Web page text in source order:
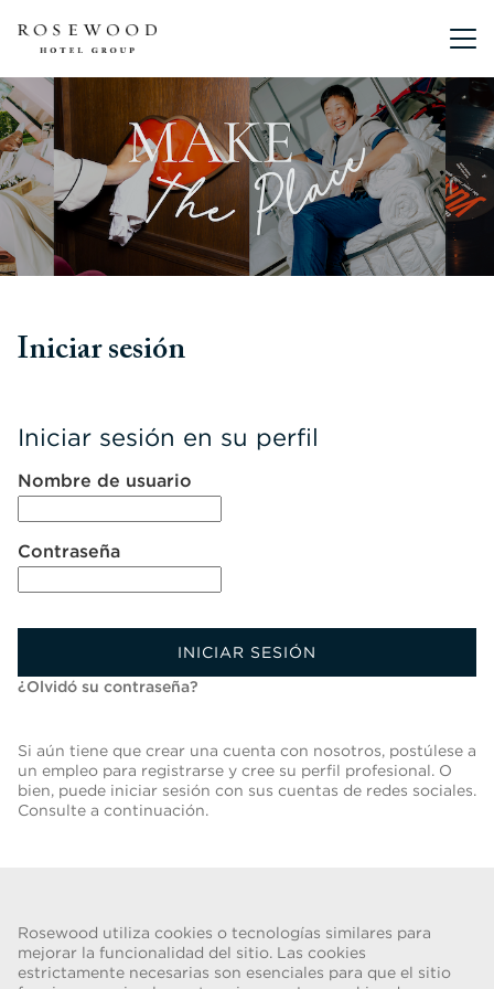
Rosewood utiliza cookies o tecnologías similares para
mejorar la funcionalidad del sitio. Las cookies
estrictamente necesarias son esenciales para que el sitio
Menú
Iniciar sesión
Iniciar sesión en su perfil
Nombre de usuario
Contraseña
INICIAR SESIÓN
¿Olvidó su contraseña?
Si aún tiene que crear una cuenta con nosotros, postúlese a
un empleo para registrarse y cree su perfil profesional. O
bien, puede iniciar sesión con sus cuentas de redes sociales.
Consulte a continuación.